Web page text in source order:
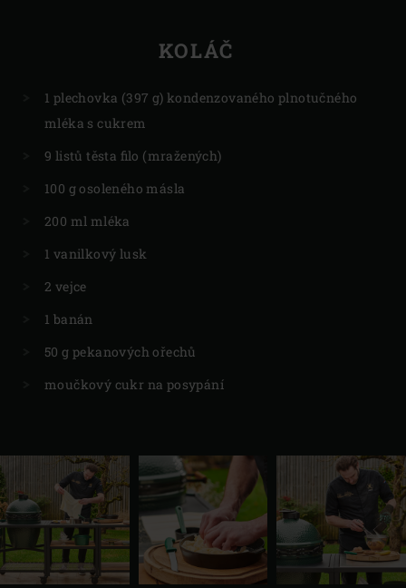
KOLÁČ
1 plechovka (397 g) kondenzovaného plnotučného
mléka s cukrem
9 listů těsta filo (mražených)
100 g osoleného másla
200 ml mléka
1 vanilkový lusk
2 vejce
1 banán
50 g pekanových ořechů
moučkový cukr na posypání